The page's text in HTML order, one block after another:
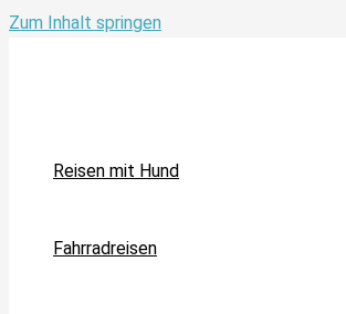
Zum Inhalt springen
Reisen mit Hund
Fahrradreisen